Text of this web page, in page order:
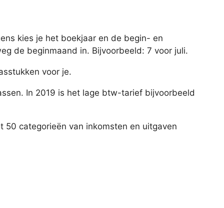
kies je het boekjaar en de begin- en
de beginmaand in. Bijvoorbeeld: 7 voor juli.
voor je.
In 2019 is het lage btw-tarief bijvoorbeeld
categorieën van inkomsten en uitgaven